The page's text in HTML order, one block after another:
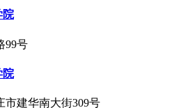
院
99号
院
市建华南大街309号